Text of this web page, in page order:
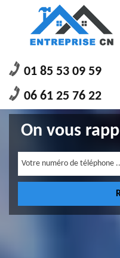
01 85 53 09 59
06 61 25 76 22
On vous